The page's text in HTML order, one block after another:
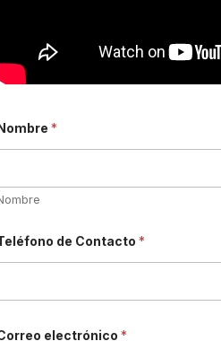
*
de Contacto *
electrónico *